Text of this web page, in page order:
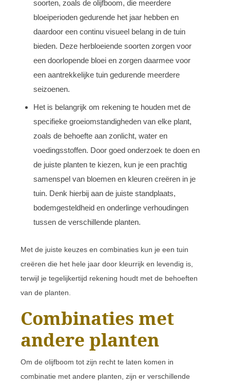
soorten, zoals de olijfboom, die meerdere
bloeiperioden gedurende het jaar hebben en
daardoor een continu visueel belang in de tuin
bieden. Deze herbloeiende soorten zorgen voor
een doorlopende bloei en zorgen daarmee voor
een aantrekkelijke tuin gedurende meerdere
seizoenen.
Het is belangrijk om rekening te houden met de
specifieke groeiomstandigheden van elke plant,
zoals de behoefte aan zonlicht, water en
voedingsstoffen. Door goed onderzoek te doen en
de juiste planten te kiezen, kun je een prachtig
samenspel van bloemen en kleuren creëren in je
tuin. Denk hierbij aan de juiste standplaats,
bodemgesteldheid en onderlinge verhoudingen
tussen de verschillende planten.
Met de juiste keuzes en combinaties kun je een tuin
creëren die het hele jaar door kleurrijk en levendig is,
terwijl je tegelijkertijd rekening houdt met de behoeften
van de planten.
Combinaties met
andere planten
Om de olijfboom tot zijn recht te laten komen in
combinatie met andere planten, zijn er verschillende